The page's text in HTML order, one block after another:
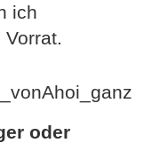
ich
oder